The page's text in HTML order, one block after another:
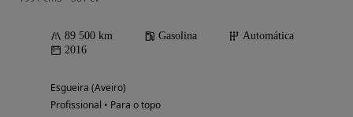
89 500 km Gasolina
Automática
2016
Esgueira (Aveiro)
Profissional • Para o topo